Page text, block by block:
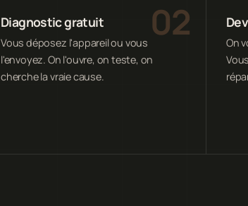
Diagnostic gratuit
Vous déposez l'appareil ou vous
l'envoyez. On l'ouvre, on teste, on
cherche la vraie cause.
On